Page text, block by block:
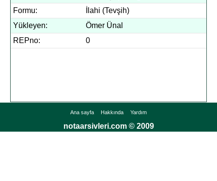
Formu:
İlahi (Tevşih)
Yükleyen:
Ömer Ünal
REPno:
0
Ana sayfa Hakkında Yardım
notaarsivleri.com © 2009